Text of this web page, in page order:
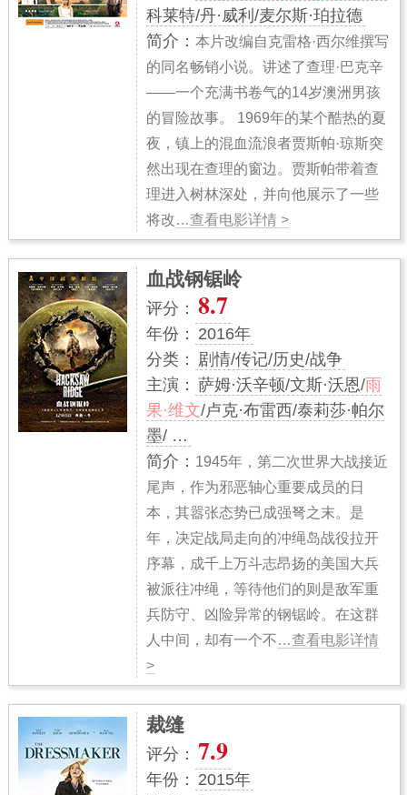
科莱特/丹·威利/麦尔斯·珀拉德
简介： 本片改编自克雷格·西尔维撰写
的同名畅销小说。讲述了查理·巴克辛
——一个充满书卷气的14岁澳洲男孩
的冒险故事。 1969年的某个酷热的夏
夜，镇上的混血流浪者贾斯帕·琼斯突
然出现在查理的窗边。贾斯帕带着查
理进入树林深处，并向他展示了一些
将改…查看电影详情 >
血战钢锯岭
评分： 8.7
年份： 2016年
分类： 剧情/传记/历史/战争
主演： 萨姆·沃辛顿/文斯·沃恩/雨
果·维文/卢克·布雷西/泰莉莎·帕尔
墨/ …
简介： 1945年，第二次世界大战接近
尾声，作为邪恶轴心重要成员的日
本，其嚣张态势已成强弩之末。是
年，决定战局走向的冲绳岛战役拉开
序幕，成千上万斗志昂扬的美国大兵
被派往冲绳，等待他们的则是敌军重
兵防守、凶险异常的钢锯岭。在这群
人中间，却有一个不…查看电影详情
>
裁缝
评分： 7.9
年份： 2015年